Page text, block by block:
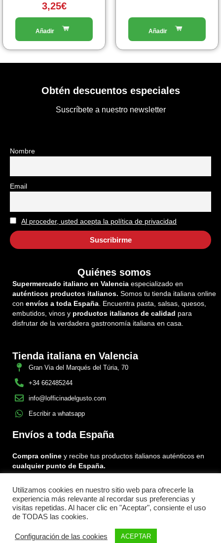
3,25€
Obtén descuentos especiales
Suscríbete a nuestro newsletter
Nombre
Email
Al proceder, usted acepta la política de privacidad
Quiénes somos
Supermercado italiano en Valencia especializado en
auténticos productos italianos. Somos tu tienda italiana online
con envíos a toda España . Encuentra pasta, salsas, quesos,
embutidos, vinos y productos italianos de calidad para
disfrutar de la verdadera gastronomía italiana en casa.
Tienda italiana en Valencia
Gran Via del Marqués del Túria, 70
+34 662485244
info@lofficinadelgusto.com
Escribir a whatsapp
Envíos a toda España
Compra online y recibe tus productos italianos auténticos en
cualquier punto de España.
Encuéntranos en:
FacebookInstagram
Tiktok
Menu
Utilizamos cookies en nuestro sitio web para ofrecerle la
experiencia más relevante al recordar sus preferencias y
visitas repetidas. Al hacer clic en "Aceptar", consiente el uso
de TODAS las cookies.
Configuración de las cookies ACEPTAR